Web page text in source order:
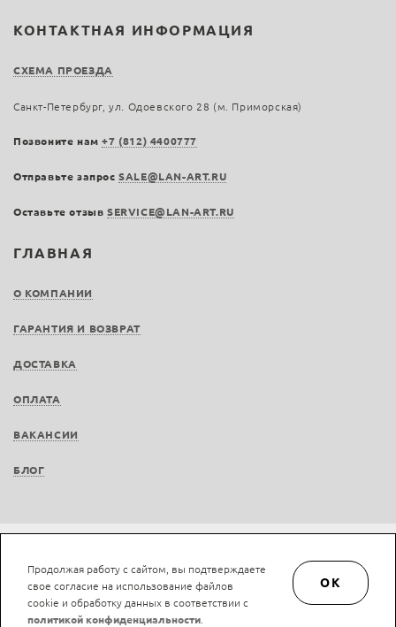
ГЛАВНАЯ
О КОМПАНИИ
ГАРАНТИЯ И ВОЗВРАТ
ДОСТАВКА
ОПЛАТА
ВАКАНСИИ
БЛОГ
КОНТАКТНАЯ ИНФОРМАЦИЯ
СХЕМА ПРОЕЗДА
Санкт-Петербург, ул. Одоевского 28 (м. Приморская)
Позвоните нам+7 (812) 4400777
Отправьте запросSALE@LAN-ART.RU
Оставьте отзыв SERVICE@LAN-ART.RU
Не является публичной офертой © LAN-art.ru, 2013—2026. Все права защищены.
Политика конфиденциальности.
Положение об обработке и защите персональных
данных.
Продолжая работу с сайтом, вы подтверждаете
свое согласие на использование файлов
cookie и обработку данных в соответствии с
политикой конфиденциальности
OK